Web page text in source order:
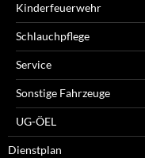
Kinderfeuerwehr
Schlauchpflege
Service
Sonstige Fahrzeuge
UG-ÖEL
Dienstplan